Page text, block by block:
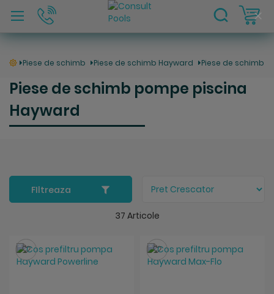
Piese de schimb Piese de schimb Hayward Piese de schimb
Piese de schimb pompe piscina
Hayward
37 Articole
Salveaza Salveaza
FIltreaza